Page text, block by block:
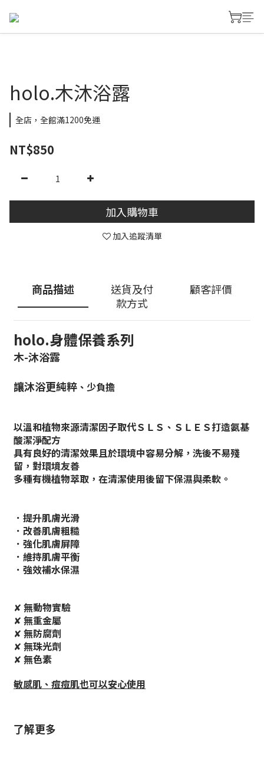
holo.木沐浴露
全店，全館滿1200免運
NT$850
加入購物車
加入追蹤清單
商品描述
送貨及付
款方式
顧客評價
holo.身體保養系列
木-沐浴露
讓沐浴更純粹 、少負擔
以溫和植物來源清潔因子取代ＳＬＳ 、ＳＬＥＳ打造氨基
酸潔淨配方
具有良好的清潔效果且於環境中容易分解，洗後不易殘
留，對環境友善
多種有機植物萃取 ，在清潔使用後留下保濕與柔軟。
．提升肌膚光滑
．改善肌膚粗糙
．強化肌膚屏障
．維持肌膚平衡
．強效補水保濕
✘ 無動物實驗
✘ 無重金屬
✘ 無防腐劑
✘ 無珠光劑
✘ 無色素
敏感肌、痘痘肌也可以安心使用
了解更多